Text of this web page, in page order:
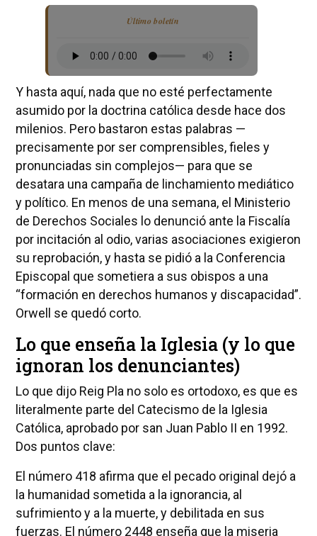
Último boletín
Y hasta aquí, nada que no esté perfectamente
asumido por la doctrina católica desde hace dos
milenios. Pero bastaron estas palabras —
precisamente por ser comprensibles, fieles y
pronunciadas sin complejos— para que se
desatara una campaña de linchamiento mediático
y político. En menos de una semana, el Ministerio
de Derechos Sociales lo denunció ante la Fiscalía
por incitación al odio, varias asociaciones exigieron
su reprobación, y hasta se pidió a la Conferencia
Episcopal que sometiera a sus obispos a una
“formación en derechos humanos y discapacidad”.
Orwell se quedó corto.
Lo que enseña la Iglesia (y lo que
ignoran los denunciantes)
Lo que dijo Reig Pla no solo es ortodoxo, es que es
literalmente parte del Catecismo de la Iglesia
Católica, aprobado por san Juan Pablo II en 1992.
Dos puntos clave:
El número 418 afirma que el pecado original dejó a
la humanidad sometida a la ignorancia, al
sufrimiento y a la muerte, y debilitada en sus
fuerzas. El número 2448 enseña que la miseria